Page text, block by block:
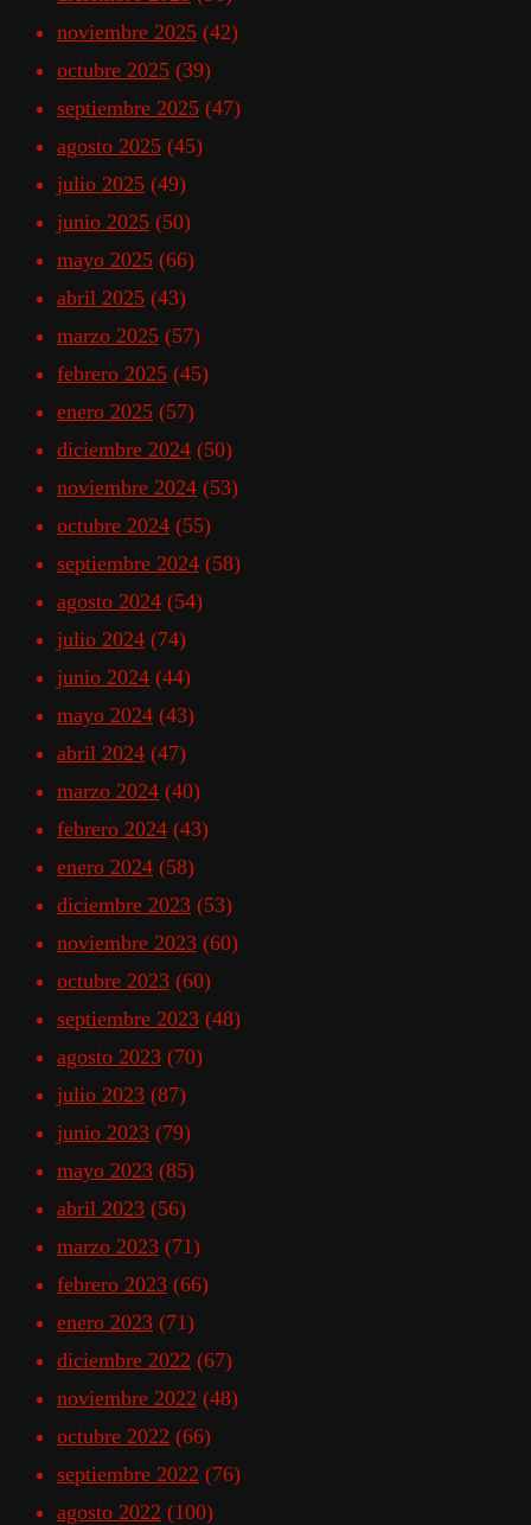
noviembre 2025 (42)
octubre 2025 (39)
septiembre 2025 (47)
agosto 2025 (45)
julio 2025 (49)
junio 2025 (50)
mayo 2025 (66)
abril 2025 (43)
marzo 2025 (57)
febrero 2025 (45)
enero 2025 (57)
diciembre 2024 (50)
noviembre 2024 (53)
octubre 2024 (55)
septiembre 2024 (58)
agosto 2024 (54)
julio 2024 (74)
junio 2024 (44)
mayo 2024 (43)
abril 2024 (47)
marzo 2024 (40)
febrero 2024 (43)
enero 2024 (58)
diciembre 2023 (53)
noviembre 2023 (60)
octubre 2023 (60)
septiembre 2023 (48)
agosto 2023 (70)
julio 2023 (87)
junio 2023 (79)
mayo 2023 (85)
abril 2023 (56)
marzo 2023 (71)
febrero 2023 (66)
enero 2023 (71)
diciembre 2022 (67)
noviembre 2022 (48)
octubre 2022 (66)
septiembre 2022 (76)
agosto 2022 (100)